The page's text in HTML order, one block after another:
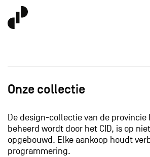
Onze collectie
De design-collectie van de provincie
beheerd wordt door het CID, is op
opgebouwd. Elke aankoop houdt
programmering.